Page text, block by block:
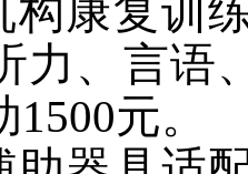
构康复训
力、言语
元。